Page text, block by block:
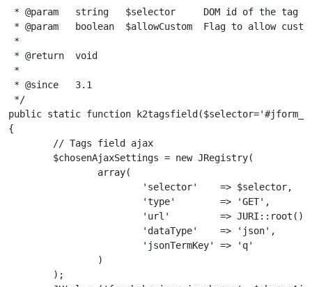
* @param   string   $selector     DOM id of the tag
* @param   boolean  $allowCustom  Flag to allow
*
* @return  void
*
* @since   3.1
*/
public static function
{